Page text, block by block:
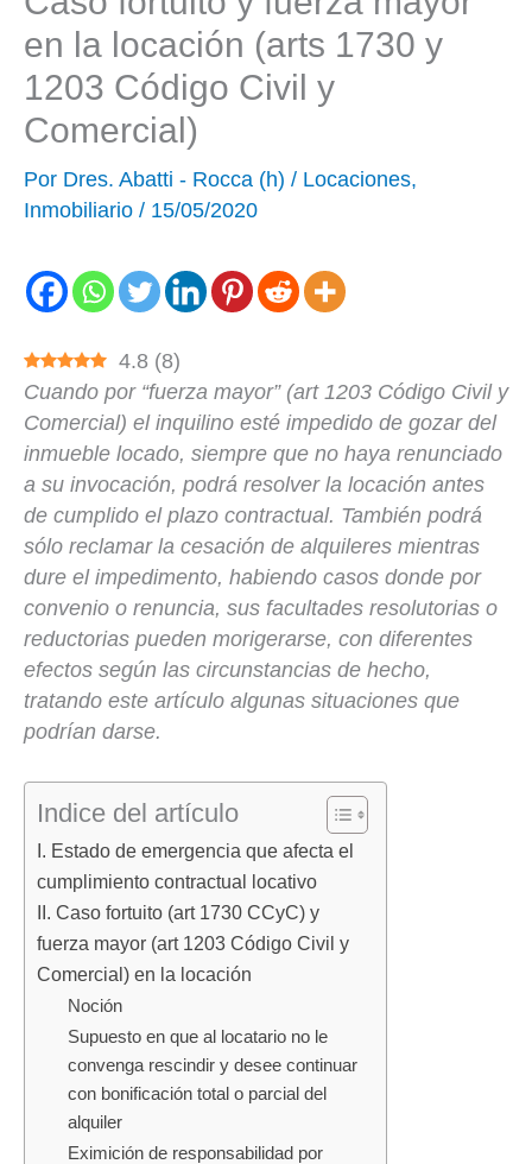
en la locación (arts 1730 y
1203 Código Civil y
Comercial)
Por Dres. Abatti - Rocca (h) / Locaciones,
Inmobiliario / 15/05/2020
4.8 (8)
Cuando por “fuerza mayor” (art 1203 Código Civil y
Comercial) el inquilino esté impedido de gozar del
inmueble locado, siempre que no haya renunciado
a su invocación, podrá resolver la locación antes
de cumplido el plazo contractual. También podrá
sólo reclamar la cesación de alquileres mientras
dure el impedimento, habiendo casos donde por
convenio o renuncia, sus facultades resolutorias o
reductorias pueden morigerarse, con diferentes
efectos según las circunstancias de hecho,
tratando este artículo algunas situaciones que
podrían darse.
Indice del artículo
I. Estado de emergencia que afecta el
cumplimiento contractual locativo
II. Caso fortuito (art 1730 CCyC) y
fuerza mayor (art 1203 Código Civil y
Comercial) en la locación
Noción
Supuesto en que al locatario no le
convenga rescindir y desee continuar
con bonificación total o parcial del
alquiler
Eximición de responsabilidad por